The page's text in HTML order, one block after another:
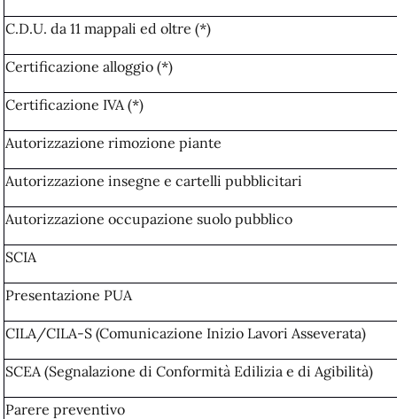
C.D.U. da 11 mappali ed oltre (*)
Certificazione alloggio (*)
Certificazione IVA (*)
Autorizzazione rimozione piante
Autorizzazione insegne e cartelli pubblicitari
Autorizzazione occupazione suolo pubblico
SCIA
Presentazione PUA
CILA/CILA-S (Comunicazione Inizio Lavori Asseverata)
SCEA (Segnalazione di Conformità Edilizia e di Agibilità)
Parere preventivo